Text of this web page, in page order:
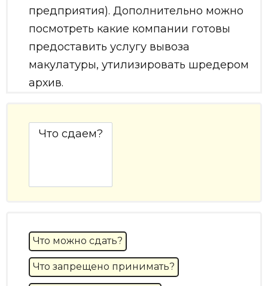
предприятия). Дополнительно можно
посмотреть какие компании готовы
предоставить услугу вывоза
макулатуры, утилизировать шредером
архив.
Что можно сдать?
Что запрещено принимать?